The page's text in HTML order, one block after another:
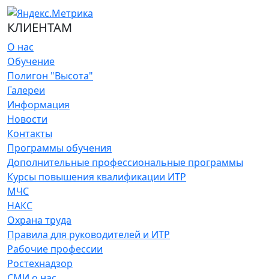
КЛИЕНТАМ
О нас
Обучение
Полигон "Высота"
Галереи
Информация
Новости
Контакты
Программы обучения
Дополнительные профессиональные программы
Курсы повышения квалификации ИТР
МЧС
НАКС
Охрана труда
Правила для руководителей и ИТР
Рабочие профессии
Ростехнадзор